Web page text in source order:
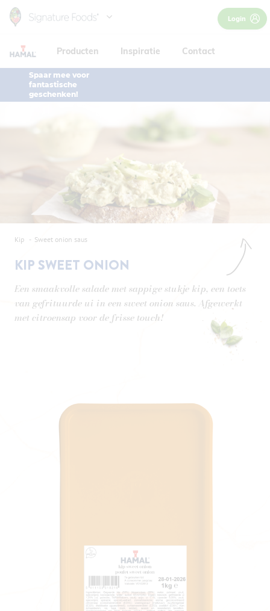
Skip
content
Login
Producten Inspiratie Contact
Spaar mee voor
fantastische
geschenken!
Kip Sweet onion saus
KIP SWEET ONION
Een smaakvolle salade met sappige stukje kip, een toets
van gefrituurde ui in een sweet onion saus. Afgewerkt
met citroensap voor de frisse touch!